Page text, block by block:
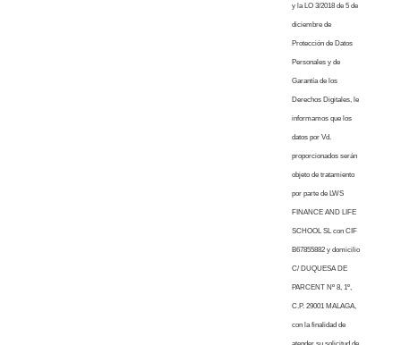
y la LO 3/2018 de 5 de
diciembre de
Protección de Datos
Personales y de
Garantía de los
Derechos Digitales, le
informamos que los
datos por Vd.
proporcionados serán
objeto de tratamiento
por parte de LWS
FINANCE AND LIFE
SCHOOL SL con CIF
B67855882 y domicilio
C/ DUQUESA DE
PARCENT Nº 8, 1º,
C.P. 29001 MALAGA,
con la finalidad de